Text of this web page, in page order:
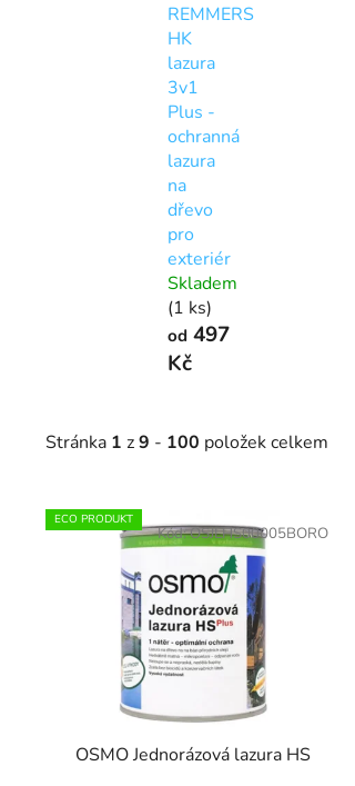
REMMERS
HK
lazura
3v1
Plus -
ochranná
lazura
na
dřevo
pro
exteriér
Skladem
(1 ks)
od 497
Kč
Stránka 1 z9 - 100 položek celkem
V
ý
ECO PRODUKT
OSMO Jednorázová lazura HS
Kód:OSJLHS00005BORO